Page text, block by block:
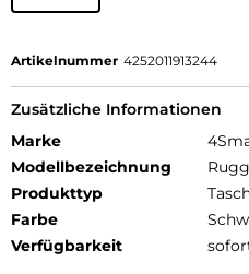
Artikelnummer 4252011913244
Zusätzliche Informationen
Marke
Modellbezeichnung
Produkttyp
Farbe
Verfügbarkeit